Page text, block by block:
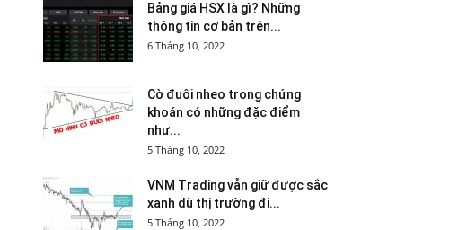
Bảng giá HSX là gì? Những
thông tin cơ bản trên...
6 Tháng 10, 2022
Cờ đuôi nheo trong chứng
khoán có những đặc điểm
như...
5 Tháng 10, 2022
VNM Trading vẫn giữ được sắc
xanh dù thị trường đi...
5 Tháng 10, 2022